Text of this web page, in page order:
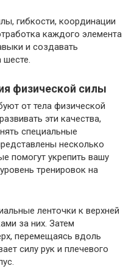
гибкости, координации
каждого элемента
и создавать
физической силы
от тела физической
эти качества,
специальные
несколько
помогут укрепить вашу
тренировок на
ленточки к верхней
за них. Затем
перемещаясь вдоль
силу рук и плечевого